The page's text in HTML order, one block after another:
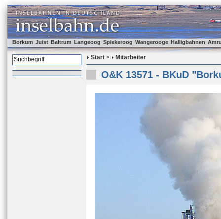
Borkum Juist Baltrum Langeoog Spiekeroog Wangerooge Halligbahnen
Start > Mitarbeiter
O&K 13571 - BKuD